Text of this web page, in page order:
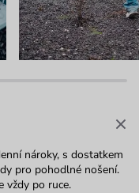
nároky, s dostatkem
pro pohodlné nošení.
vždy po ruce.